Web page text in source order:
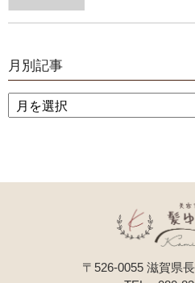
月別記事
〒526-0055 滋賀県